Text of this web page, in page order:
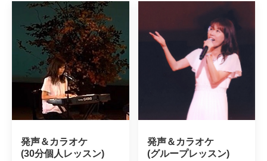
発声＆カラオケ
(30分個人レッスン)
発声＆カラオケ
(グループレッスン)